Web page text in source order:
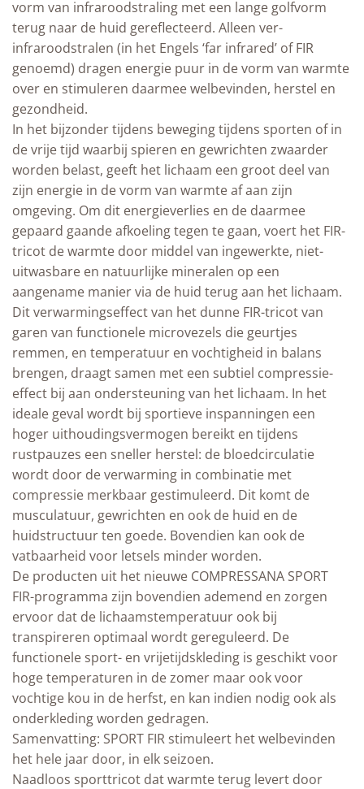
vorm van infraroodstraling met een lange golfvorm
terug naar de huid gereflecteerd. Alleen ver-
infraroodstralen (in het Engels ‘far infrared’ of FIR
genoemd) dragen energie puur in de vorm van warmte
over en stimuleren daarmee welbevinden, herstel en
gezondheid.
In het bijzonder tijdens beweging tijdens sporten of in
de vrije tijd waarbij spieren en gewrichten zwaarder
worden belast, geeft het lichaam een groot deel van
zijn energie in de vorm van warmte af aan zijn
omgeving. Om dit energieverlies en de daarmee
gepaard gaande afkoeling tegen te gaan, voert het FIR-
tricot de warmte door middel van ingewerkte, niet-
uitwasbare en natuurlijke mineralen op een
aangename manier via de huid terug aan het lichaam.
Dit verwarmingseffect van het dunne FIR-tricot van
garen van functionele microvezels die geurtjes
remmen, en temperatuur en vochtigheid in balans
brengen, draagt samen met een subtiel compressie-
effect bij aan ondersteuning van het lichaam. In het
ideale geval wordt bij sportieve inspanningen een
hoger uithoudingsvermogen bereikt en tijdens
rustpauzes een sneller herstel: de bloedcirculatie
wordt door de verwarming in combinatie met
compressie merkbaar gestimuleerd. Dit komt de
musculatuur, gewrichten en ook de huid en de
huidstructuur ten goede. Bovendien kan ook de
vatbaarheid voor letsels minder worden.
De producten uit het nieuwe COMPRESSANA SPORT
FIR-programma zijn bovendien ademend en zorgen
ervoor dat de lichaamstemperatuur ook bij
transpireren optimaal wordt gereguleerd. De
functionele sport- en vrijetijdskleding is geschikt voor
hoge temperaturen in de zomer maar ook voor
vochtige kou in de herfst, en kan indien nodig ook als
onderkleding worden gedragen.
Samenvatting: SPORT FIR stimuleert het welbevinden
het hele jaar door, in elk seizoen.
Naadloos sporttricot dat warmte terug levert door